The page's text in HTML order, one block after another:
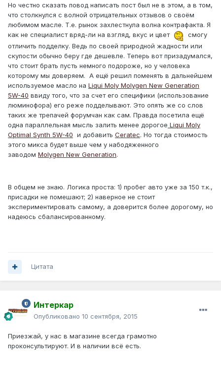
Но честно сказать повод написать пост был не в этом, а в том,
что столкнулся с волной отрицательных отзывов о своём
любимом масле. Т.е. рынок захлестнула волна контрафакта. Я
как не специалист вряд-ли на взгляд, вкус и цвет
смогу
отличить подделку. Ведь по своей природной жадности или
скупости обычно беру где дешевле. Теперь вот призадумался,
что стоит брать пусть немного подороже, но у человека
которому мы доверяем. А ещё решил поменять в дальнейшем
используемое масло на Liqui Moly Molygen New Generation
5W-40 ввиду того, что за счет его специфики (использование
люминофора) его реже подделывают. Это опять же со слов
таких же трепачей форумчан как сам. Правда посетила ещё
одна параллельная мысль залить менее дорогое Liqui Moly
Optimal Synth 5W-40 и добавить Ceratec. Но тогда стоимость
этого микса будет выше чем у набодяженного
заводом Molygen New Generation.
В общем не знаю. Логика проста: 1) пробег авто уже за 150 т.к.,
присадки не помешают; 2) наверное не стоит
экспериментировать самому, а доверится более дорогому, но
надеюсь сбалансированному.
Цитата
Интеркар
Опубликовано 10 сентября, 2015
Приезжай, у нас в магазине всегда грамотно
проконсультируют. И в наличии всё есть.